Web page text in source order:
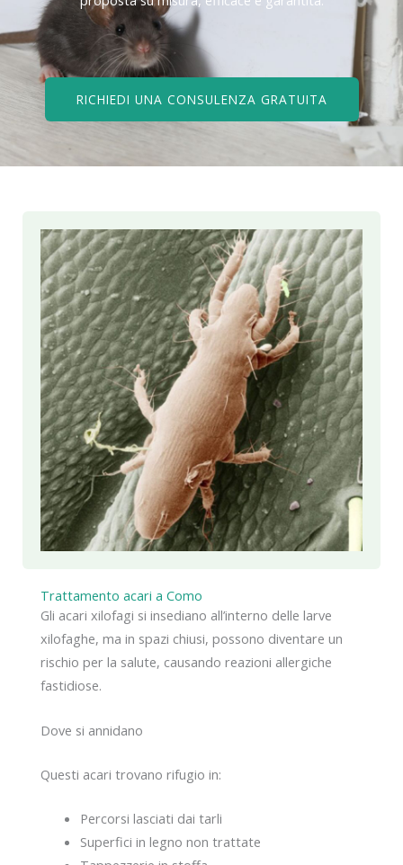
RICHIEDI UNA CONSULENZA GRATUITA
Trattamento acari a Como
Gli acari xilofagi si insediano all’interno delle larve
xilofaghe, ma in spazi chiusi, possono diventare un
rischio per la salute, causando reazioni allergiche
fastidiose.
Dove si annidano
Questi acari trovano rifugio in:
Percorsi lasciati dai tarli
Superfici in legno non trattate